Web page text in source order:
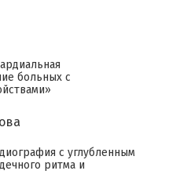
больных с
с углубленным
ритма и